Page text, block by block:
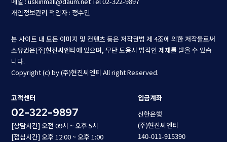
개인정보관리 책임자 : 정수민
본 사이트 내 모든 이미지 및 컨텐츠 등은 저작권법 제 4조에 의한 저작물로써
소유권은(주)현진씨엔티에 있으며, 무단 도용시 법적인 제재를 받을 수 있습
니다.
Copyright (c) by (주)현진씨엔티 All right Reserved.
고객센터
02-322-9897
[상담시간] 오전 09시 ~ 오후 5시
[점심시간] 오후 12:00 ~ 오후 1:00
입금계좌
신한은행
(주)현진씨엔티
140-011-915390